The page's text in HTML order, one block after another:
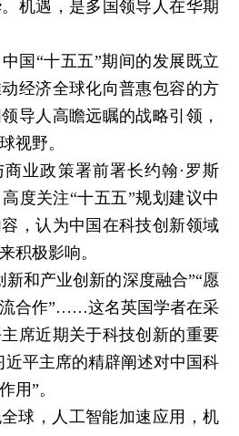
机遇，是多国领导人在华期
国“十五五”期间的发展既立
经济全球化向普惠包容的方
导人高瞻远瞩的战略引领，
视野。
业政策署前署长约翰·罗斯
度关注“十五五”规划建议中
，认为中国在科技创新领域
积极影响。
新和产业创新的深度融合”“愿
合作”……这名英国学者在采
席近期关于科技创新的重要
近平主席的精辟阐述对中国科
用”。
球，人工智能加速应用，机